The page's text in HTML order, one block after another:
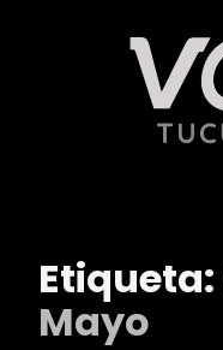
Etiqueta:
Mayo